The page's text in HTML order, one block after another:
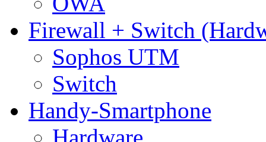
Firewall + Switch
Sophos UTM
Switch
Handy-Smartphone